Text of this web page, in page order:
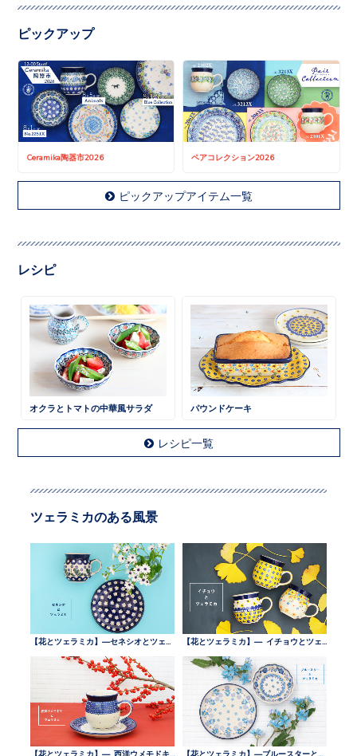
ピックアップ
Ceramika陶器市2026 ペアコレクション2026
ピックアップアイテム一覧
レシピ
オクラとトマトの中華風サラダ パウンドケーキ
レシピ一覧
ツェラミカのある風景